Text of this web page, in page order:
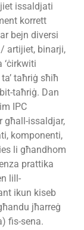
issaldjati
korrett
bejn diversi
artijiet, binarji,
‘ċirkwiti
taħriġ sħiħ
taħriġ. Dan
IPC
għall-issaldjar,
komponenti,
li għandhom
prattika
lill-
ikun kiseb
jħarreġ
fis-sena.